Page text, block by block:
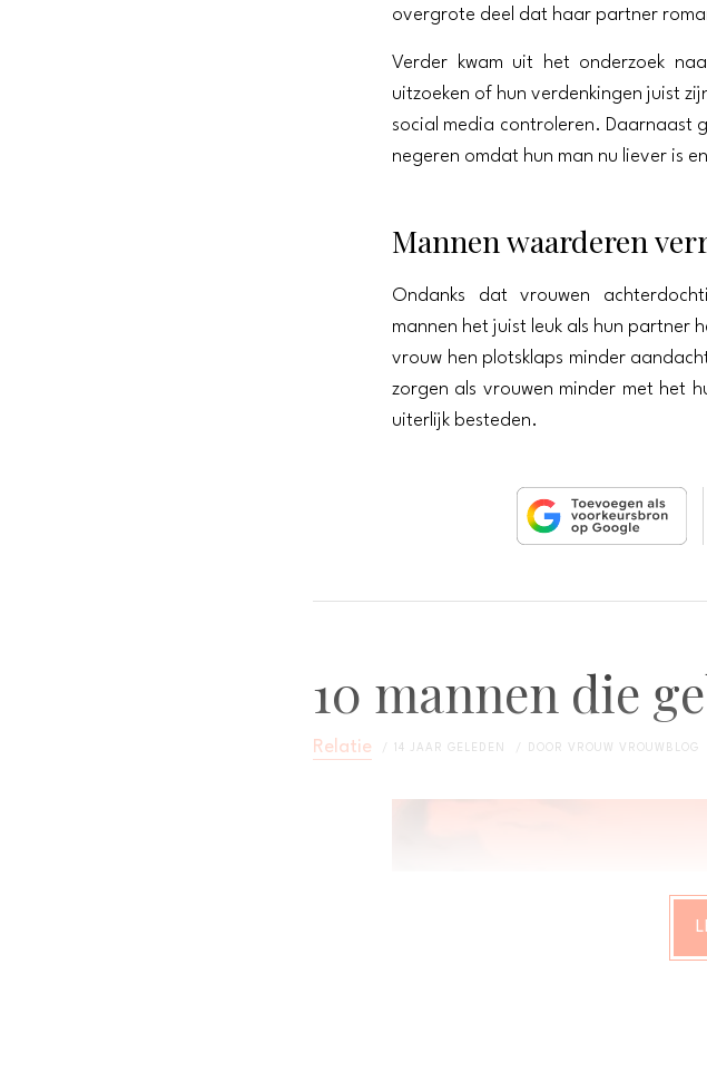
overgrote deel dat haar partner
Verder kwam uit het onderzoek
uitzoeken of hun verdenkingen juist
social media controleren. Daarnaast
negeren omdat hun man nu liever is
Mannen waarderen
Ondanks dat vrouwen
mannen het juist leuk als hun partner
vrouw hen plotsklaps minder
zorgen als vrouwen minder met het
uiterlijk besteden.
10 mannen die
Relatie 14 JAAR GELEDEN DOOR VROUW VROUWBLOG